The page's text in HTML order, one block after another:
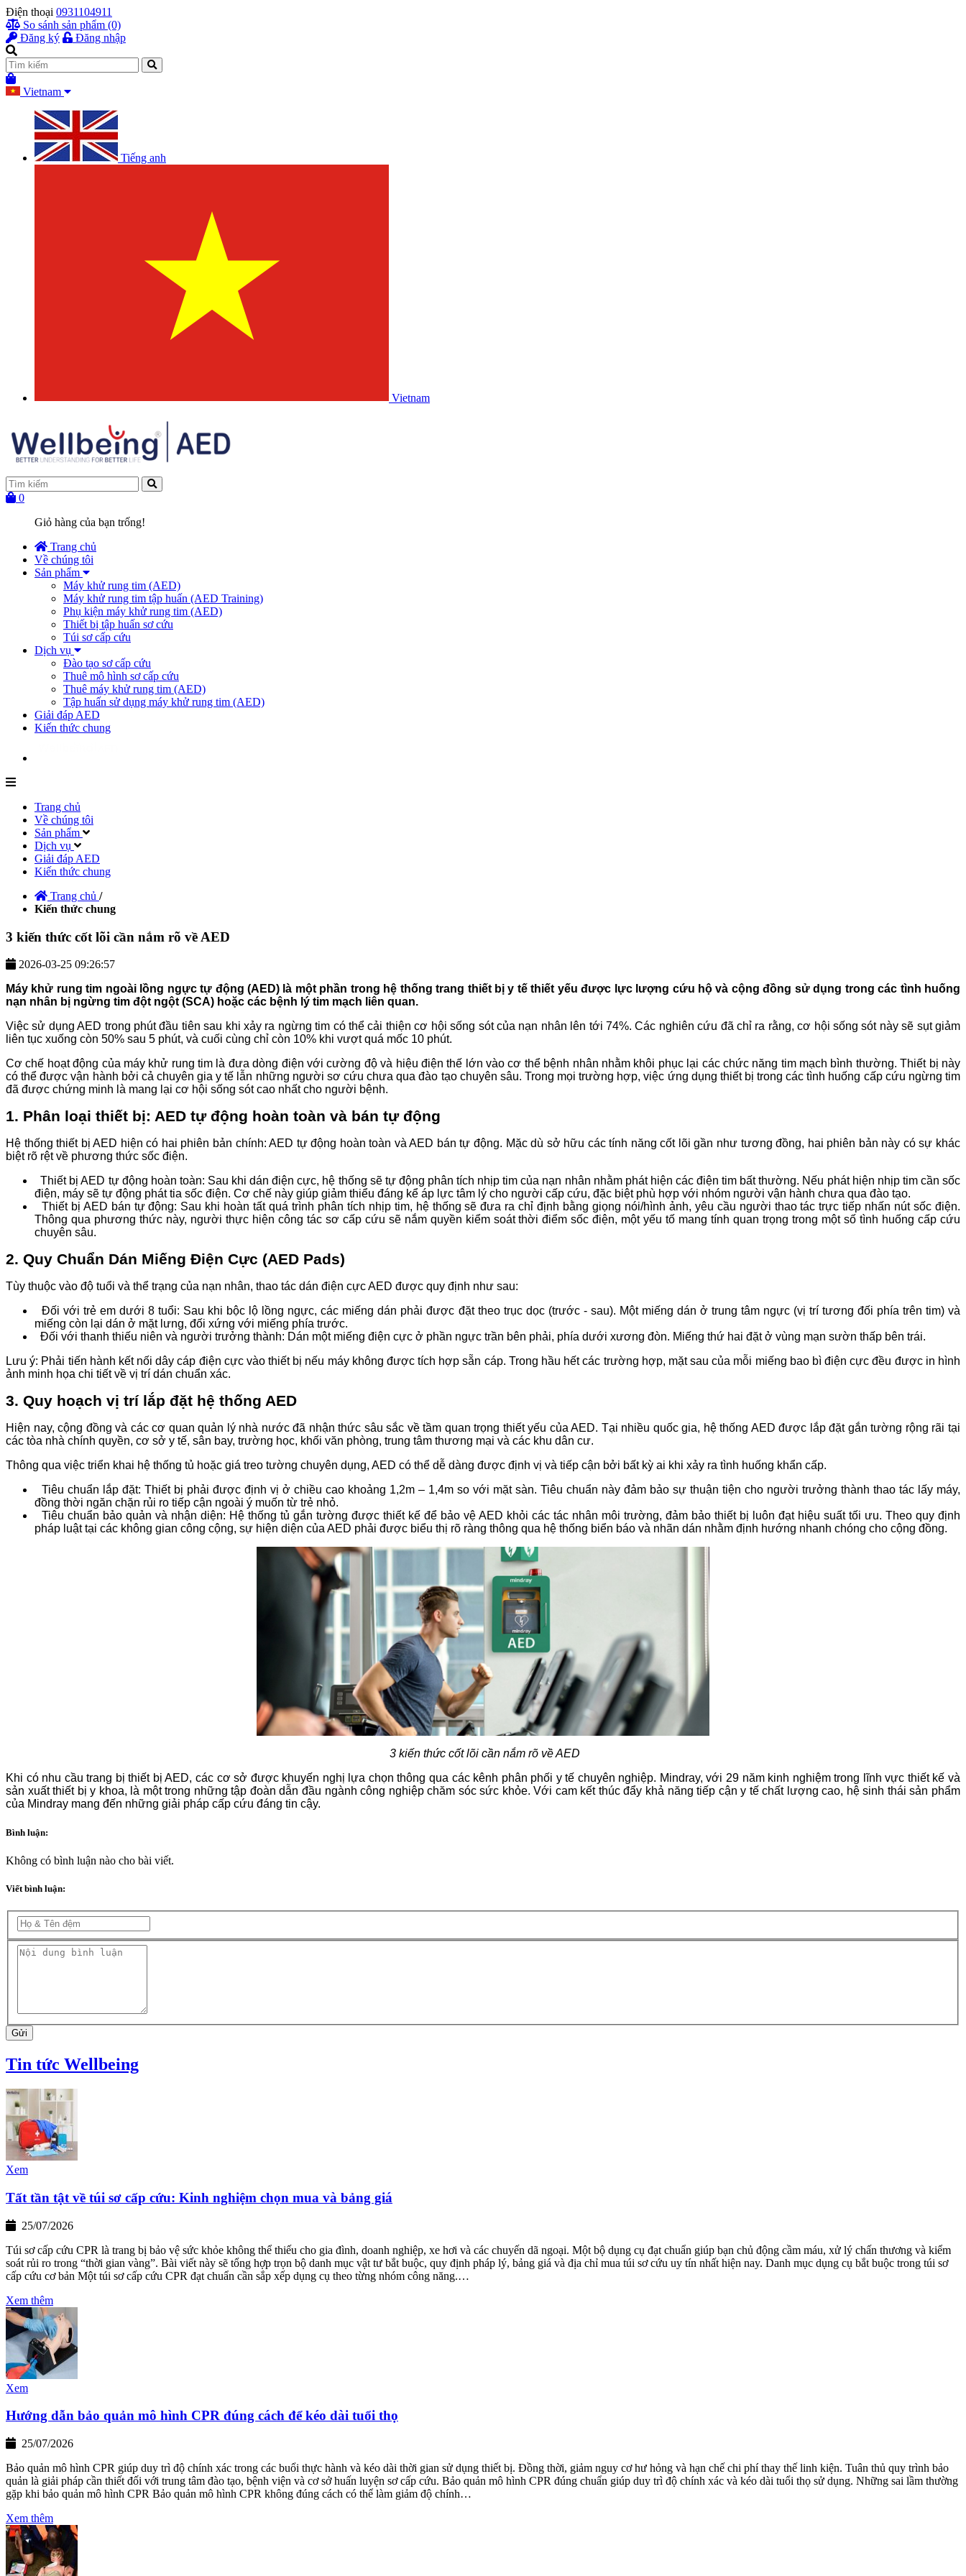
Điện thoại 0931104911
So sánh sản phẩm (0)
Đăng ký
Đăng nhập
Vietnam
Tiếng anh
Vietnam
0
Giỏ hàng của bạn trống!
Trang chủ
Về chúng tôi
Sản phẩm
Máy khử rung tim (AED)
Máy khử rung tim tập huấn (AED Training)
Phụ kiện máy khử rung tim (AED)
Thiết bị tập huấn sơ cứu
Túi sơ cấp cứu
Dịch vụ
Đào tạo sơ cấp cứu
Thuê mô hình sơ cấp cứu
Thuê máy khử rung tim (AED)
Tập huấn sử dụng máy khử rung tim (AED)
Giải đáp AED
Kiến thức chung
Trang chủ
Về chúng tôi
Sản phẩm
Dịch vụ
Giải đáp AED
Kiến thức chung
Trang chủ /
Kiến thức chung
3 kiến thức cốt lõi cần nắm rõ về AED
2026-03-25 09:26:57
Máy khử rung tim ngoài lồng ngực tự động (AED) là một phần trong hệ thống trang thiết bị y tế thiết yếu được lực lượng cứu hộ và cộng đồng sử dụng trong các tình huống
nạn nhân bị ngừng tim đột ngột (SCA) hoặc các bệnh lý tim mạch liên quan.
Việc sử dụng AED trong phút đầu tiên sau khi xảy ra ngừng tim có thể cải thiện cơ hội sống sót của nạn nhân lên tới 74%. Các nghiên cứu đã chỉ ra rằng, cơ hội sống sót này sẽ sụt giảm
liên tục xuống còn 50% sau 5 phút, và cuối cùng chỉ còn 10% khi vượt quá mốc 10 phút.
Cơ chế hoạt động của máy khử rung tim là đưa dòng điện với cường độ và hiệu điện thế lớn vào cơ thể bệnh nhân nhằm khôi phục lại các chức năng tim mạch bình thường. Thiết bị này
có thể được vận hành bởi cả chuyên gia y tế lẫn những người sơ cứu chưa qua đào tạo chuyên sâu. Trong mọi trường hợp, việc ứng dụng thiết bị trong các tình huống cấp cứu ngừng tim
đã được chứng minh là mang lại cơ hội sống sót cao nhất cho người bệnh.
1. Phân loại thiết bị: AED tự động hoàn toàn và bán tự động
Hệ thống thiết bị AED hiện có hai phiên bản chính: AED tự động hoàn toàn và AED bán tự động. Mặc dù sở hữu các tính năng cốt lõi gần như tương đồng, hai phiên bản này có sự khác
biệt rõ rệt về phương thức sốc điện.
Thiết bị AED tự động hoàn toàn: Sau khi dán điện cực, hệ thống sẽ tự động phân tích nhịp tim của nạn nhân nhằm phát hiện các điện tim bất thường. Nếu phát hiện nhịp tim cần sốc
điện, máy sẽ tự động phát tia sốc điện. Cơ chế này giúp giảm thiểu đáng kể áp lực tâm lý cho người cấp cứu, đặc biệt phù hợp với nhóm người vận hành chưa qua đào tạo.
Thiết bị AED bán tự động: Sau khi hoàn tất quá trình phân tích nhịp tim, hệ thống sẽ đưa ra chỉ định bằng giọng nói/hình ảnh, yêu cầu người thao tác trực tiếp nhấn nút sốc điện.
Thông qua phương thức này, người thực hiện công tác sơ cấp cứu sẽ nắm quyền kiểm soát thời điểm sốc điện, một yếu tố mang tính quan trọng trong một số tình huống cấp cứu
chuyên sâu.
2. Quy Chuẩn Dán Miếng Điện Cực (AED Pads)
Tùy thuộc vào độ tuổi và thể trạng của nạn nhân, thao tác dán điện cực AED được quy định như sau:
Đối với trẻ em dưới 8 tuổi: Sau khi bộc lộ lồng ngực, các miếng dán phải được đặt theo trục dọc (trước - sau). Một miếng dán ở trung tâm ngực (vị trí tương đối phía trên tim) và
miếng còn lại dán ở mặt lưng, đối xứng với miếng phía trước.
Đối với thanh thiếu niên và người trưởng thành: Dán một miếng điện cực ở phần ngực trần bên phải, phía dưới xương đòn. Miếng thứ hai đặt ở vùng mạn sườn thấp bên trái.
Lưu ý: Phải tiến hành kết nối dây cáp điện cực vào thiết bị nếu máy không được tích hợp sẵn cáp. Trong hầu hết các trường hợp, mặt sau của mỗi miếng bao bì điện cực đều được in hình
ảnh minh họa chi tiết về vị trí dán chuẩn xác.
3. Quy hoạch vị trí lắp đặt hệ thống AED
Hiện nay, cộng đồng và các cơ quan quản lý nhà nước đã nhận thức sâu sắc về tầm quan trọng thiết yếu của AED. Tại nhiều quốc gia, hệ thống AED được lắp đặt gắn tường rộng rãi tại
các tòa nhà chính quyền, cơ sở y tế, sân bay, trường học, khối văn phòng, trung tâm thương mại và các khu dân cư.
Thông qua việc triển khai hệ thống tủ hoặc giá treo tường chuyên dụng, AED có thể dễ dàng được định vị và tiếp cận bởi bất kỳ ai khi xảy ra tình huống khẩn cấp.
Tiêu chuẩn lắp đặt: Thiết bị phải được định vị ở chiều cao khoảng 1,2m – 1,4m so với mặt sàn. Tiêu chuẩn này đảm bảo sự thuận tiện cho người trưởng thành thao tác lấy máy,
đồng thời ngăn chặn rủi ro tiếp cận ngoài ý muốn từ trẻ nhỏ.
Tiêu chuẩn bảo quản và nhận diện: Hệ thống tủ gắn tường được thiết kế để bảo vệ AED khỏi các tác nhân môi trường, đảm bảo thiết bị luôn đạt hiệu suất tối ưu. Theo quy định
pháp luật tại các không gian công cộng, sự hiện diện của AED phải được biểu thị rõ ràng thông qua hệ thống biển báo và nhãn dán nhằm định hướng nhanh chóng cho cộng đồng.
3 kiến thức cốt lõi cần nắm rõ về AED
Khi có nhu cầu trang bị thiết bị AED, các cơ sở được khuyến nghị lựa chọn thông qua các kênh phân phối y tế chuyên nghiệp. Mindray, với 29 năm kinh nghiệm trong lĩnh vực thiết kế và
sản xuất thiết bị y khoa, là một trong những tập đoàn dẫn đầu ngành công nghiệp chăm sóc sức khỏe. Với cam kết thúc đẩy khả năng tiếp cận y tế chất lượng cao, hệ sinh thái sản phẩm
của Mindray mang đến những giải pháp cấp cứu đáng tin cậy.
Bình luận:
Không có bình luận nào cho bài viết.
Viết bình luận:
Gửi
Tin tức Wellbeing
Xem
Tất tần tật về túi sơ cấp cứu: Kinh nghiệm chọn mua và bảng giá
25/07/2026
Túi sơ cấp cứu CPR là trang bị bảo vệ sức khỏe không thể thiếu cho gia đình, doanh nghiệp, xe hơi và các chuyến dã ngoại. Một bộ dụng cụ đạt chuẩn giúp bạn chủ động cầm máu, xử lý chấn thương và kiểm
soát rủi ro trong “thời gian vàng”. Bài viết này sẽ tổng hợp trọn bộ danh mục vật tư bắt buộc, quy định pháp lý, bảng giá và địa chỉ mua túi sơ cứu uy tín nhất hiện nay. Danh mục dụng cụ bắt buộc trong túi sơ
cấp cứu cơ bản Một túi sơ cấp cứu CPR đạt chuẩn cần sắp xếp dụng cụ theo từng nhóm công năng.…
Xem thêm
Xem
Hướng dẫn bảo quản mô hình CPR đúng cách để kéo dài tuổi thọ
25/07/2026
Bảo quản mô hình CPR giúp duy trì độ chính xác trong các buổi thực hành và kéo dài thời gian sử dụng thiết bị. Đồng thời, giảm nguy cơ hư hỏng và hạn chế chi phí thay thế linh kiện. Tuân thủ quy trình bảo
quản là giải pháp cần thiết đối với trung tâm đào tạo, bệnh viện và cơ sở huấn luyện sơ cấp cứu. Bảo quản mô hình CPR đúng chuẩn giúp duy trì độ chính xác và kéo dài tuổi thọ sử dụng. Những sai lầm thường
gặp khi bảo quản mô hình CPR Bảo quản mô hình CPR không đúng cách có thể làm giảm độ chính…
Xem thêm